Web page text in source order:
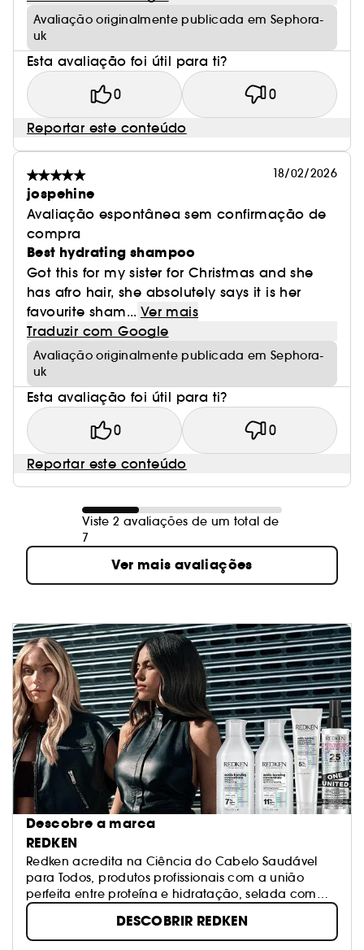
Avaliação originalmente publicada em Sephora-
uk
Esta avaliação foi útil para ti?
0 0
Reportar este conteúdo
18/02/2026
jospehine
Avaliação espontânea sem confirmação de
compra
Best hydrating shampoo
Got this for my sister for Christmas and she
has afro hair, she absolutely says it is her
favourite sham... Ver mais
Traduzir com Google
Avaliação originalmente publicada em Sephora-
uk
Esta avaliação foi útil para ti?
0 0
Reportar este conteúdo
Viste 2 avaliações de um total de
7
Ver mais avaliações
Descobre a marca
REDKEN
Redken acredita na Ciência do Cabelo Saudável
para Todos, produtos profissionais com a união
perfeita entre proteína e hidratação, selada com
um pH ácido.
DESCOBRIR REDKEN